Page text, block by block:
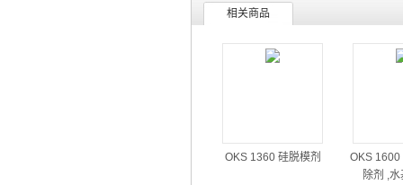
相关商品
OKS 1360 硅脱模剂
OKS 1600
除剂 ,